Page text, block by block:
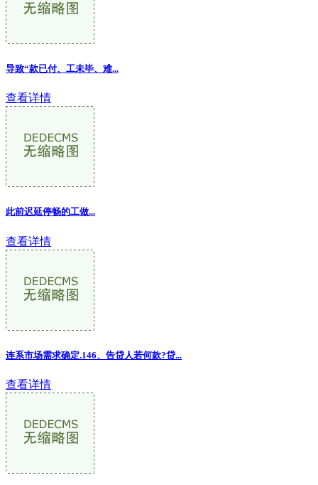
导致“款已付、工未毕、难...
查看详情
此前迟延停畅的工做...
查看详情
连系市场需求确定.146、告贷人若何款?贷...
查看详情